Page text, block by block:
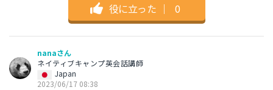
役に立った ｜ 0
nanaさん
ネイティブキャンプ英会話講師
Japan
2023/06/17 08:38